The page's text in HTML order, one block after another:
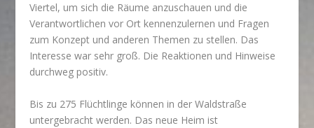
Viertel, um sich die Räume anzuschauen und die
Verantwortlichen vor Ort kennenzulernen und Fragen
zum Konzept und anderen Themen zu stellen. Das
Interesse war sehr groß. Die Reaktionen und Hinweise
durchweg positiv.
Bis zu 275 Flüchtlinge können in der Waldstraße
untergebracht werden. Das neue Heim ist